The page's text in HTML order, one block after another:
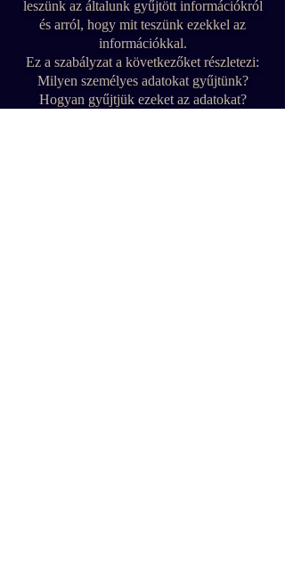
leszünk az általunk gyűjtött információkról
és arról, hogy mit teszünk ezekkel az
információkkal.
Ez a szabályzat a következőket részletezi:
Milyen személyes adatokat gyűjtünk?
Hogyan gyűjtjük ezeket az adatokat?